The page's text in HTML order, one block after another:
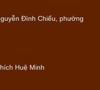
Đình Chiểu, phường
Huệ Minh